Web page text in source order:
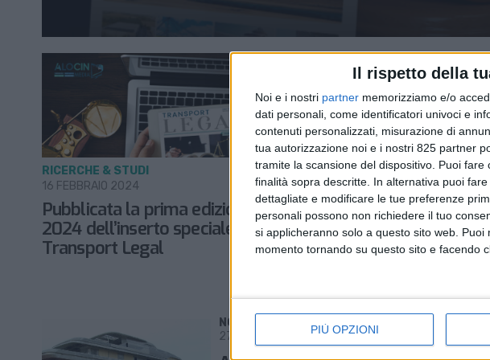
Il rispetto della
Noi e i nostri partner memorizziamo e/o
dati personali, come identificatori univoci e
contenuti personalizzati, misurazione di
tua autorizzazione noi e i nostri 825 partner
tramite la scansione del dispositivo. Puoi
finalità sopra descritte. In alternativa puoi
dettagliate e modificare le tue preferenze
personali possono non richiedere il tuo
si applicheranno solo a questo sito web.
momento tornando su questo sito e facendo
PIÙ OPZIONI
Pubblicata la prima edizione del
2024 dell’inserto speciale
Transport Legal
RICERCHE & STUDI
16 FEBBRAIO 2024
I cantieri italiani della
hanno dovuto dire addio al
in time’
NOTIZIE E INTERVISTE IN
5 APRILE 2023
NOTIZIE E INTERVISTE IN EVIDENZA
27 GENNAIO 2022